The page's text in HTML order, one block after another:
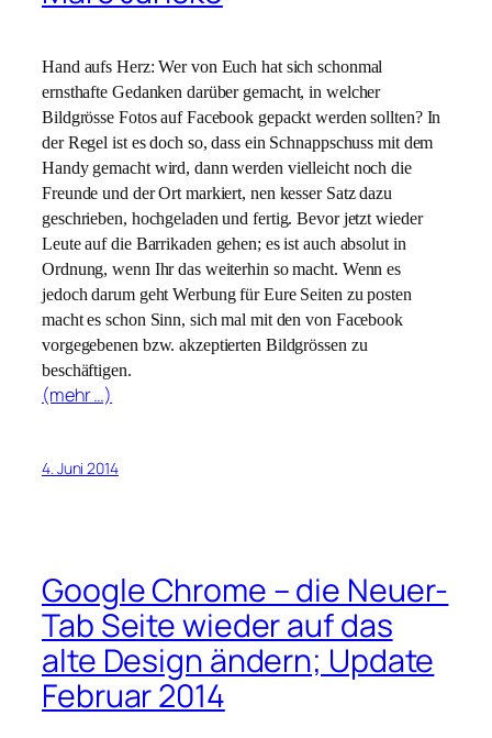
Hand aufs Herz: Wer von Euch hat sich schonmal
ernsthafte Gedanken darüber gemacht, in welcher
Bildgrösse Fotos auf Facebook gepackt werden sollten? In
der Regel ist es doch so, dass ein Schnappschuss mit dem
Handy gemacht wird, dann werden vielleicht noch die
Freunde und der Ort markiert, nen kesser Satz dazu
geschrieben, hochgeladen und fertig. Bevor jetzt wieder
Leute auf die Barrikaden gehen; es ist auch absolut in
Ordnung, wenn Ihr das weiterhin so macht. Wenn es
jedoch darum geht Werbung für Eure Seiten zu posten
macht es schon Sinn, sich mal mit den von Facebook
vorgegebenen bzw. akzeptierten Bildgrössen zu
beschäftigen.
(mehr …)
4. Juni 2014
Google Chrome – die Neuer-
Tab Seite wieder auf das
alte Design ändern; Update
Februar 2014